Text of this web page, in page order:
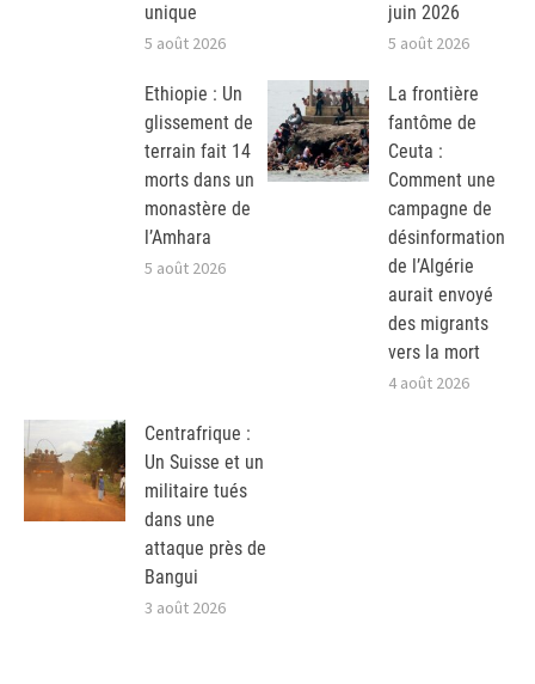
unique
5 août 2026
juin 2026
5 août 2026
Ethiopie : Un
glissement de
terrain fait 14
morts dans un
monastère de
l’Amhara
5 août 2026
La frontière
fantôme de
Ceuta :
Comment une
campagne de
désinformation
de l’Algérie
aurait envoyé
des migrants
vers la mort
4 août 2026
Centrafrique :
Un Suisse et un
militaire tués
dans une
attaque près de
Bangui
3 août 2026